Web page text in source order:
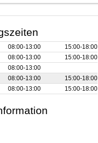
08:00‑13:00
15:00‑18:00
08:00‑13:00
15:00‑18:00
08:00‑13:00
08:00‑13:00
15:00‑18:00
08:00‑13:00 15:00‑18:00